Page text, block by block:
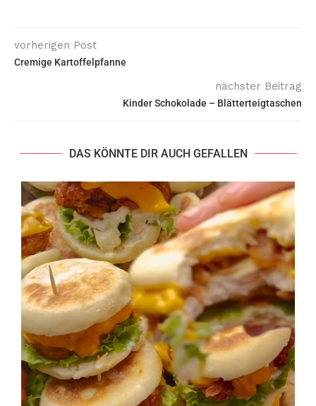
vorherigen Post
Cremige Kartoffelpfanne
nächster Beitrag
Kinder Schokolade – Blätterteigtaschen
DAS KÖNNTE DIR AUCH GEFALLEN